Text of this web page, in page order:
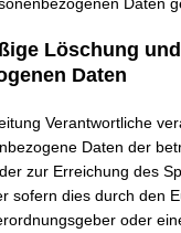
Löschung
Daten
Verantwortliche
Daten der
zur Erreichung des
sofern dies durch den
oder